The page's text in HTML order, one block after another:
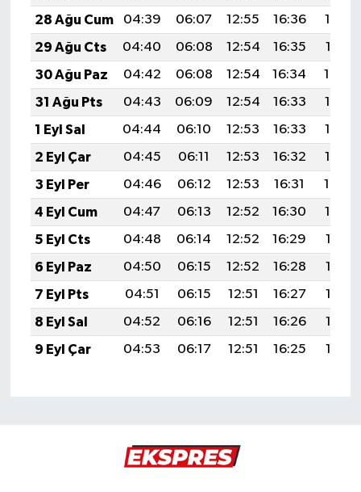
28 Ağu Cum
04:39 06:07 12:55 16:36
19:33
29 Ağu Cts
04:40 06:08 12:54 16:35
19:31
30 Ağu Paz
04:42 06:08 12:54 16:34
19:30
31 Ağu Pts
04:43 06:09 12:54 16:33
19:28
1 Eyl Sal
04:44 06:10 12:53 16:33
19:27
2 Eyl Çar
04:45 06:11 12:53 16:32
19:25
3 Eyl Per
04:46 06:12 12:53 16:31
19:24
4 Eyl Cum
04:47 06:13 12:52 16:30
19:22
5 Eyl Cts
04:48 06:14 12:52 16:29
19:21
6 Eyl Paz
04:50 06:15 12:52 16:28
19:19
7 Eyl Pts
04:51 06:15 12:51 16:27
19:18
8 Eyl Sal
04:52 06:16 12:51 16:26
19:16
9 Eyl Çar
04:53 06:17 12:51 16:25 19:14